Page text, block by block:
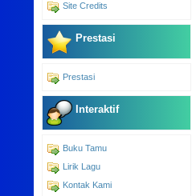
Site Credits
Prestasi
Prestasi
Interaktif
Buku Tamu
Lirik Lagu
Kontak Kami